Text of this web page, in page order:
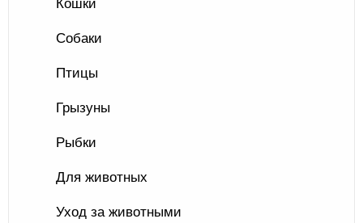
Кошки
Собаки
Птицы
Грызуны
Рыбки
Для животных
Уход за животными